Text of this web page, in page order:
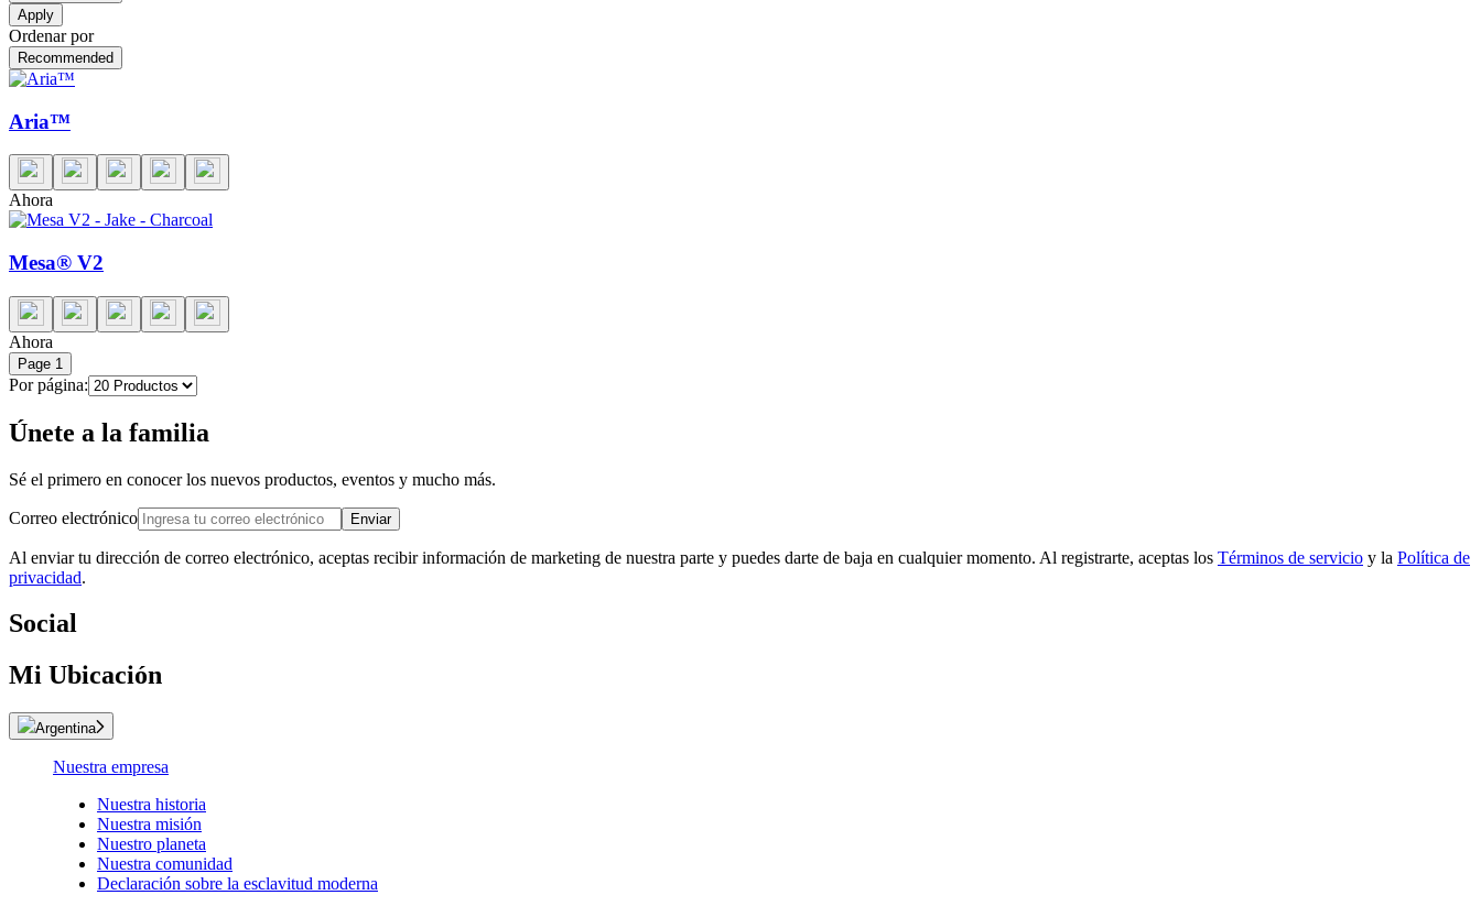
Apply
Ordenar por
Recommended
Aria™
Ahora
Mesa® V2
Ahora
Page 1
Por página:
Únete a la familia
Sé el primero en conocer los nuevos productos, eventos y mucho más.
Correo electrónico Enviar
Al enviar tu dirección de correo electrónico, aceptas recibir información de marketing de nuestra parte y puedes darte de baja en cualquier momento. Al registrarte, aceptas los Términos de servicio y la Política de
privacidad.
Social
Mi Ubicación
Argentina
Nuestra empresa
Nuestra historia
Nuestra misión
Nuestro planeta
Nuestra comunidad
Declaración sobre la esclavitud moderna